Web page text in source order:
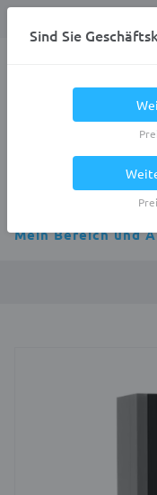
Mein Bereich und
Sind Sie